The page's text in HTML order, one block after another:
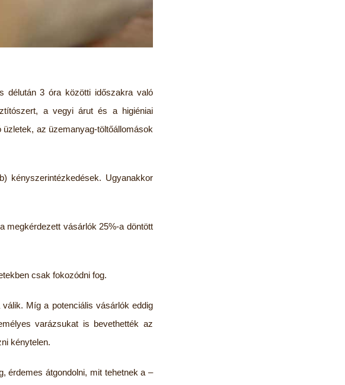
délután 3 óra közötti időszakra való
a vegyi árut és a higiéniai
az üzemanyag-töltőállomások
kényszerintézkedések. Ugyanakkor
megkérdezett vásárlók 25%-a döntött
csak fokozódni fog.
Míg a potenciális vásárlók eddig
varázsukat is bevethették az
kénytelen.
érdemes átgondolni, mit tehetnek a –